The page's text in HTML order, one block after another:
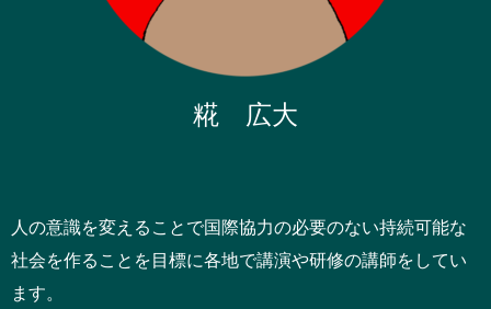
糀 広大
人の意識を変えることで国際協力の必要のない持続可能な
社会を作ることを目標に各地で講演や研修の講師をしてい
ます。